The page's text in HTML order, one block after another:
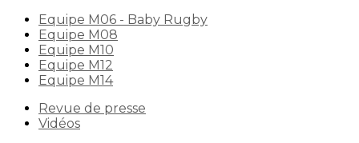
Equipe M06 - Baby Rugby
Equipe M08
Equipe M10
Equipe M12
Equipe M14
Revue de presse
Vidéos